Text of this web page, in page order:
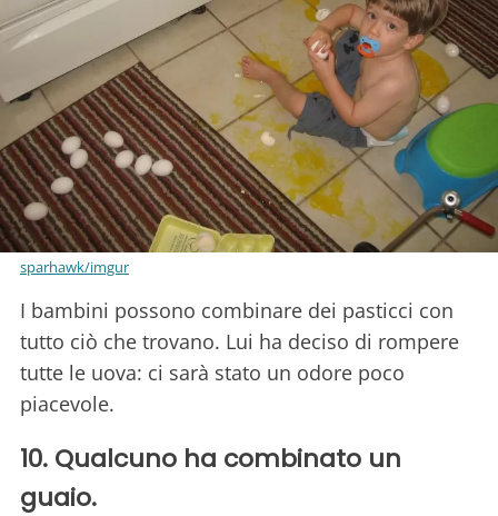
sparhawk/imgur
I bambini possono combinare dei pasticci con
tutto ciò che trovano. Lui ha deciso di rompere
tutte le uova: ci sarà stato un odore poco
piacevole.
10. Qualcuno ha combinato un
guaio.